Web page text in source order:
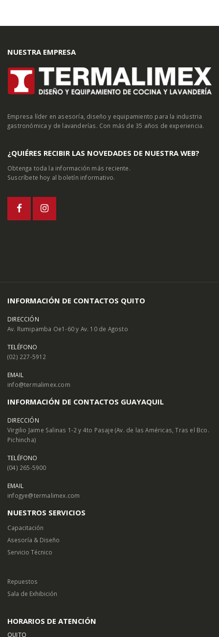
NUESTRA EMPRESA
Empresa líder en asesoría, diseño y equipamiento para la industria
gastronómica y de lavanderías. Con más de 35 años de experiencia.
¿QUIÉRES RECIBIR LAS NOVEDADES DE NUESTRA WEB?
Obtenga toda la información más reciente.
Suscríbete hoy al boletín informativo.
INFORMACIÓN DE CONTACTOS QUITO
DIRECCIÓN
Av. Rumipamba Oe1-60 y Av. 10 de Agosto
TELÉFONO
(02) 227-5912
EMAIL
info@termalimex.com
INFORMACIÓN DE CONTACTOS GUAYAQUIL
DIRECCIÓN
Virgilio Jaime Salinas 1-2 y 4to Pasaje (Av. de las Américas, Tras el Bco.
Pichincha)
TELÉFONO
(04) 265-5900
EMAIL
infogye@termalimex.com
NUESTROS SERVICIOS
Capacitación
Asesoría & Diseño
Servicio Técnico
Repuestos
Sala de Exhibición
HORARIOS DE ATENCIÓN
QUITO